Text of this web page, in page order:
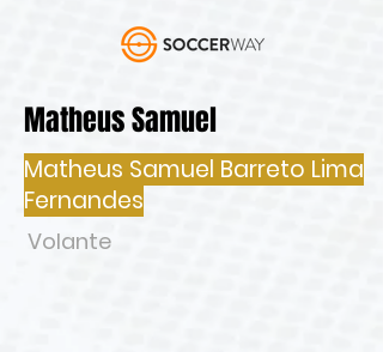
Matheus Samuel
Matheus Samuel Barreto Lima
Fernandes
Volante